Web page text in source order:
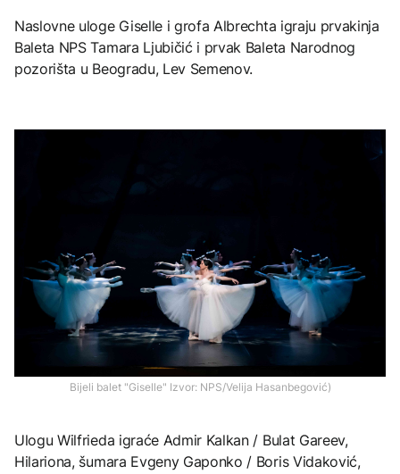
Naslovne uloge Giselle i grofa Albrechta igraju prvakinja
Baleta NPS Tamara Ljubičić i prvak Baleta Narodnog
pozorišta u Beogradu, Lev Semenov.
Bijeli balet "Giselle" Izvor: NPS/Velija Hasanbegović)
Ulogu Wilfrieda igraće Admir Kalkan / Bulat Gareev,
Hilariona, šumara Evgeny Gaponko / Boris Vidaković,